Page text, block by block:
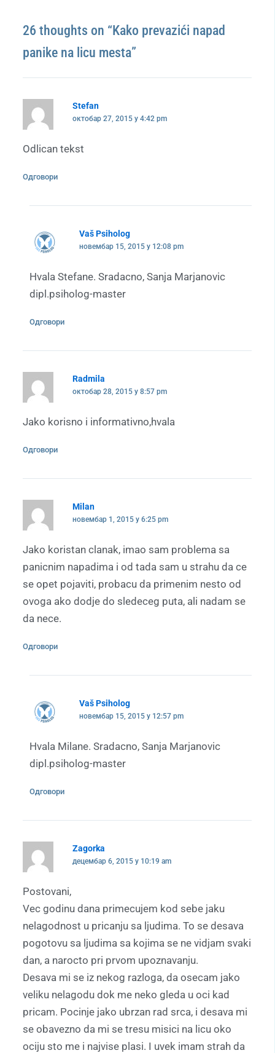
26 thoughts on “Kako prevazići napad
panike na licu mesta”
Stefan
октобар 27, 2015 у 4:42 pm
Odlican tekst
Одговори
Vaš Psiholog
новембар 15, 2015 у 12:08 pm
Hvala Stefane. Sradacno, Sanja Marjanovic
dipl.psiholog-master
Одговори
Radmila
октобар 28, 2015 у 8:57 pm
Jako korisno i informativno,hvala
Одговори
Milan
новембар 1, 2015 у 6:25 pm
Jako koristan clanak, imao sam problema sa
panicnim napadima i od tada sam u strahu da ce
se opet pojaviti, probacu da primenim nesto od
ovoga ako dodje do sledeceg puta, ali nadam se
da nece.
Одговори
Vaš Psiholog
новембар 15, 2015 у 12:57 pm
Hvala Milane. Sradacno, Sanja Marjanovic
dipl.psiholog-master
Одговори
Zagorka
децембар 6, 2015 у 10:19 am
Postovani,
Vec godinu dana primecujem kod sebe jaku
nelagodnost u pricanju sa ljudima. To se desava
pogotovu sa ljudima sa kojima se ne vidjam svaki
dan, a narocto pri prvom upoznavanju.
Desava mi se iz nekog razloga, da osecam jako
veliku nelagodu dok me neko gleda u oci kad
pricam. Pocinje jako ubrzan rad srca, i desava mi
se obavezno da mi se tresu misici na licu oko
ociju sto me i najvise plasi. I uvek imam strah da